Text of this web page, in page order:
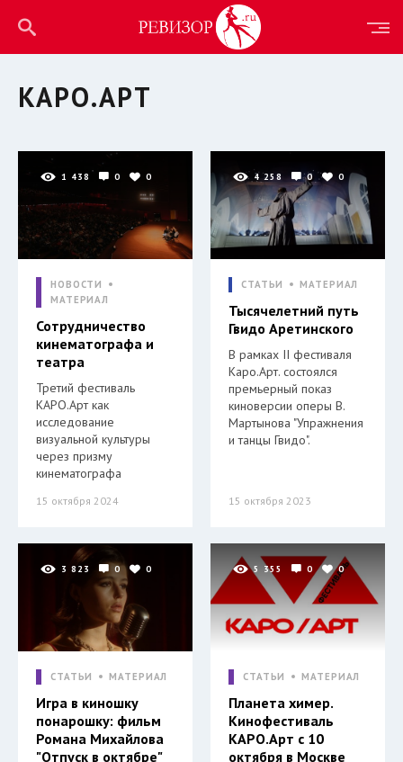
КАРО.АРТ
1 438 0 0
НОВОСТИ
МАТЕРИАЛ
Сотрудничество
кинематографа и
театра
Третий фестиваль
КАРО.Арт как
исследование
визуальной культуры
через призму
кинематографа
15 октября 2024
4 258 0 0
СТАТЬИ МАТЕРИАЛ
Тысячелетний путь
Гвидо Аретинского
В рамках II фестиваля
Каро.Арт. состоялся
премьерный показ
киноверсии оперы В.
Мартынова "Упражнения
и танцы Гвидо".
15 октября 2023
3 823 0 0
СТАТЬИ МАТЕРИАЛ
Игра в киношку
понарошку: фильм
Романа Михайлова
"Отпуск в октябре"
5 355 0 0
СТАТЬИ МАТЕРИАЛ
Планета химер.
Кинофестиваль
КАРО.Арт с 10
октября в Москве